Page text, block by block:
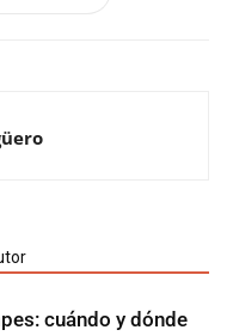
cuándo y dónde